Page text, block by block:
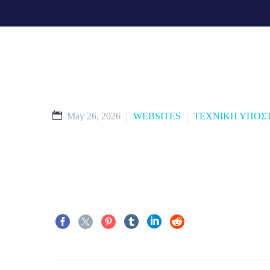
May 26, 2026 WEBSITES ΤΕΧΝΙΚΗ